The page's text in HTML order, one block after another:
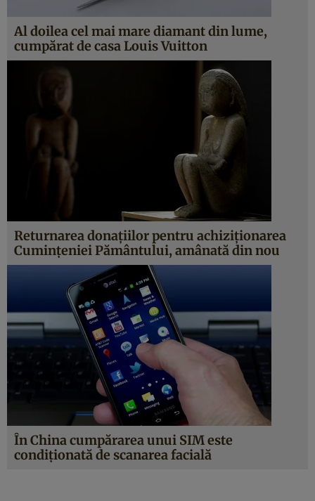
Al doilea cel mai mare diamant din lume,
cumpărat de casa Louis Vuitton
Returnarea donaţiilor pentru achiziţionarea
Cuminţeniei Pământului, amânată din nou
În China cumpărarea unui SIM este
condiţionată de scanarea facială